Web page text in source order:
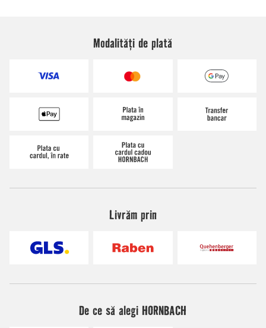
Modalități de plată
Livrăm prin
De ce să alegi HORNBACH